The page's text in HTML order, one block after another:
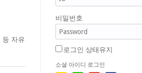
등 자유
비밀번호
로그인 상태유지
소셜 아이디 로그인